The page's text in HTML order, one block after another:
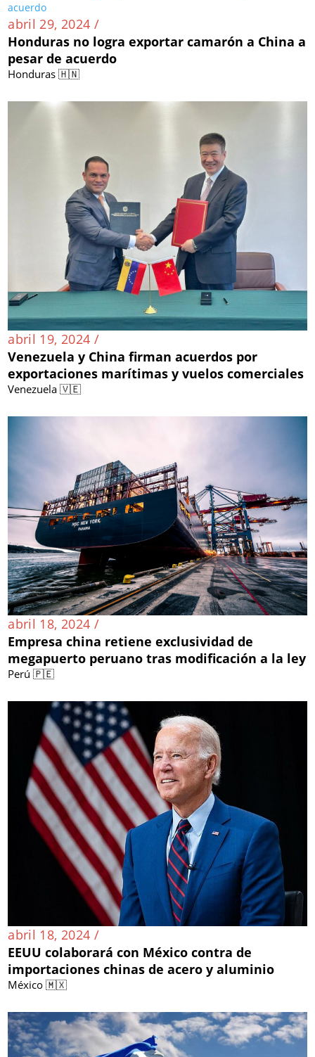
abril 29, 2024 /
Honduras no logra exportar camarón a China a
pesar de acuerdo
Honduras 🇭🇳
abril 19, 2024 /
Venezuela y China firman acuerdos por
exportaciones marítimas y vuelos comerciales
Venezuela 🇻🇪
abril 18, 2024 /
Empresa china retiene exclusividad de
megapuerto peruano tras modificación a la ley
Perú 🇵🇪
abril 18, 2024 /
EEUU colaborará con México contra de
importaciones chinas de acero y aluminio
México 🇲🇽